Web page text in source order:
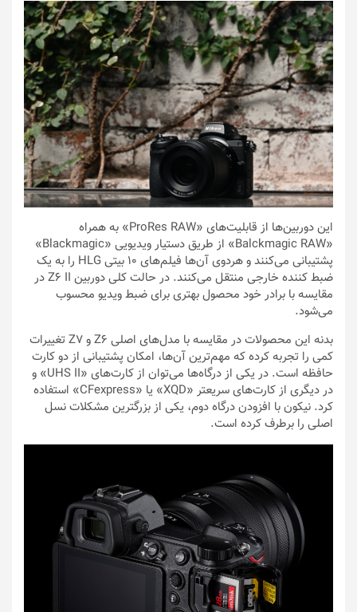
این دوربین‌ها از قابلیت‌های «ProRes RAW» به همراه
«Balckmagic RAW» از طریق دستیار ویدیویی «Blackmagic»
پشتیبانی می‌کنند و هردوی آن‌ها فیلم‌های ۱۰ بیتی HLG را به یک
ضبط کننده خارجی منتقل می‌کنند. در حالت کلی دوربین Z6 II در
مقایسه با برادر خود محصول بهتری برای ضبط ویدیو محسوب
می‌شود.
بدنه این محصولات در مقایسه با مدل‌های اصلی Z6 و Z7 تغییرات
کمی را تجربه کرده که مهم‌ترین آن‌ها، امکان پشتیبانی از دو کارت
حافظه است. در یکی از درگاه‌ها می‌توان از کارت‌های «UHS II» و
در دیگری از کارت‌های سریعتر «XQD» یا «CFexpress» استفاده
کرد. نیکون با افزودن درگاه دوم، یکی از بزرگترین مشکلات نسل
اصلی را برطرف کرده است.